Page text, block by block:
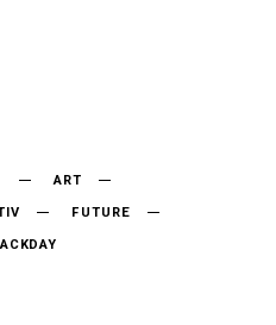
ART
FUTURE